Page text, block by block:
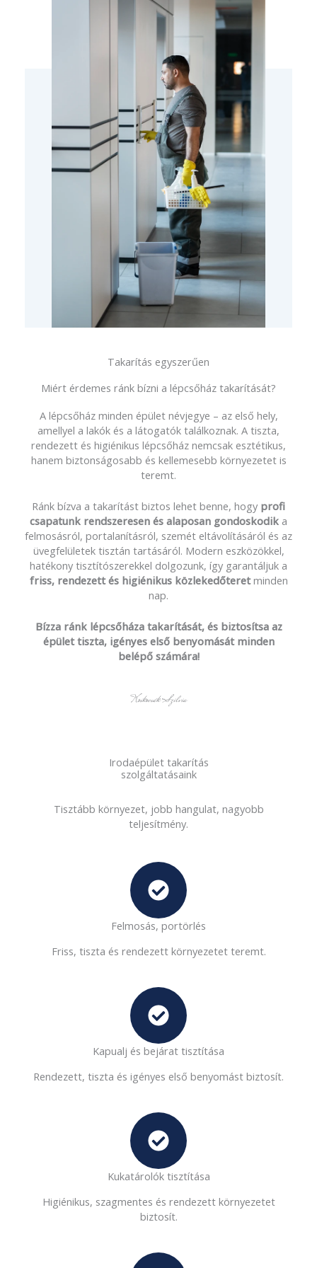
Takarítás egyszerűen
Miért érdemes ránk bízni a lépcsőház takarítását?
A lépcsőház minden épület névjegye – az első hely,
amellyel a lakók és a látogatók találkoznak. A tiszta,
rendezett és higiénikus lépcsőház nemcsak esztétikus,
hanem biztonságosabb és kellemesebb környezetet is
teremt.
Ránk bízva a takarítást biztos lehet benne, hogy profi
csapatunk rendszeresen és alaposan gondoskodik a
felmosásról, portalanításról, szemét eltávolításáról és az
üvegfelületek tisztán tartásáról. Modern eszközökkel,
hatékony tisztítószerekkel dolgozunk, így garantáljuk a
friss, rendezett és higiénikus közlekedőteretminden
nap.
Bízza ránk lépcsőháza takarítását, és biztosítsa az
épület tiszta, igényes első benyomását minden
belépő számára!
Koskocsák Szilvia
Irodaépület takarítás
szolgáltatásaink
Tisztább környezet, jobb hangulat, nagyobb
teljesítmény.
Felmosás, portörlés
Friss, tiszta és rendezett környezetet teremt.
Kapualj és bejárat tisztítása
Rendezett, tiszta és igényes első benyomást biztosít.
Kukatárolók tisztítása
Higiénikus, szagmentes és rendezett környezetet
biztosít.